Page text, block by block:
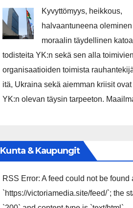
Kyvyttömyys, heikkous,
halvaantuneena
moraalin täydellinen
todisteita YK:n sekä sen alla toimivien
organisaatioiden toimista
itä, Ukraina sekä aiemman kriisit
YK:n olevan täysin tarpeeton.
Kunta & Kaupungit
RSS Error: A feed could not be found
`https://victoriamedia.site/feed/`; the